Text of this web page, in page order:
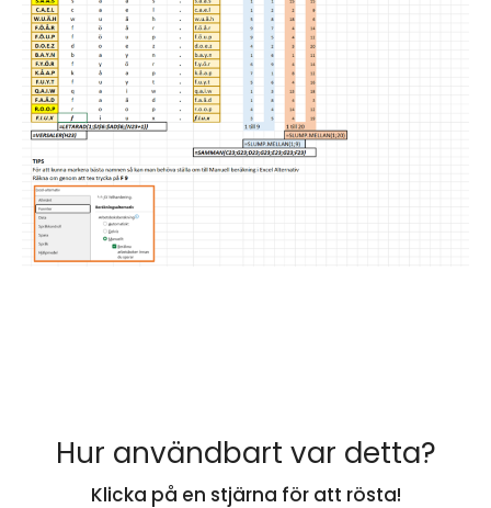
Hur användbart var detta?
Klicka på en stjärna för att rösta!